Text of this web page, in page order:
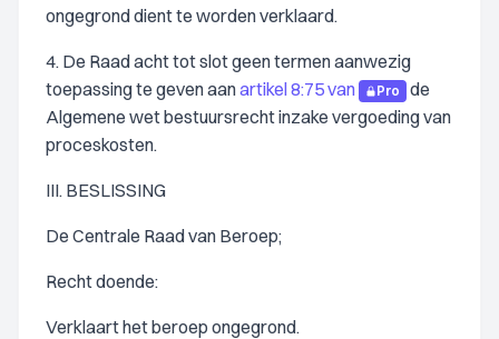
ongegrond dient te worden verklaard.
4. De Raad acht tot slot geen termen aanwezig
toepassing te geven aanartikel 8:75 van Pro
de
Algemene wet bestuursrecht inzake vergoeding van
proceskosten.
III. BESLISSING
De Centrale Raad van Beroep;
Recht doende:
Verklaart het beroep ongegrond.